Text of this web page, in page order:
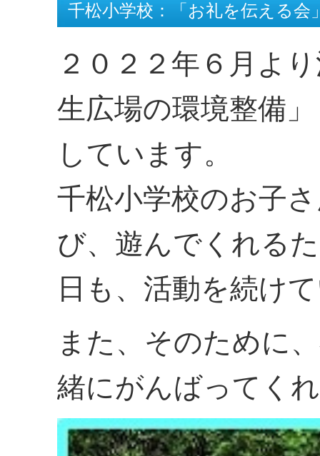
千松小学校：「お礼を伝える
２０２２年６月よ
生広場の環境整備
しています。
千松小学校のお子
び、遊んでくれる
日も、活動を続け
また、そのために
緒にがんばってく